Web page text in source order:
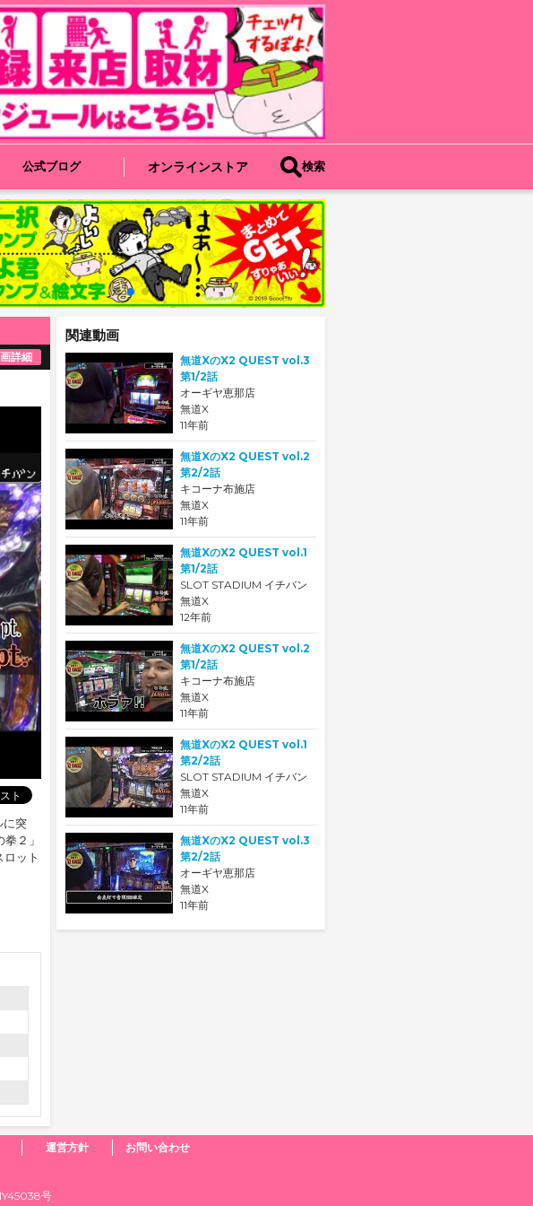
公式ブログ オンラインストア 検索
詳細
に突
２」
ット
関連動画
無道XのX2 QUEST vol.3
第1/2話
オーギヤ恵那店
無道X
11年前
無道XのX2 QUEST vol.2
第2/2話
キコーナ布施店
無道X
11年前
無道XのX2 QUEST vol.1
第1/2話
SLOT STADIUM イチバン
無道X
12年前
無道XのX2 QUEST vol.2
第1/2話
キコーナ布施店
無道X
11年前
無道XのX2 QUEST vol.1
第2/2話
SLOT STADIUM イチバン
無道X
11年前
無道XのX2 QUEST vol.3
第2/2話
オーギヤ恵那店
無道X
11年前
運営方針 お問い合わせ
号